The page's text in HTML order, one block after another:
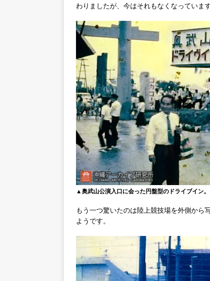
わりましたが、今はそれもなくなっています
▲奥武山公演入口に会った円盤型のドライブイン。
もう一つ驚いたのは陸上競技場を外側から
ようです。